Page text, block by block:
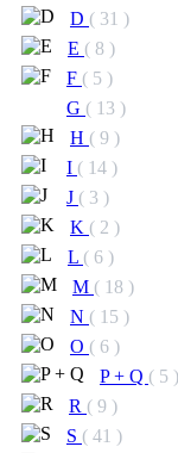
D ( 31 )
E ( 8 )
F ( 5 )
G ( 13 )
H ( 9 )
I ( 14 )
J ( 3 )
K ( 2 )
L ( 6 )
M ( 18 )
N ( 15 )
O ( 6 )
P + Q ( 5 )
R ( 9 )
S ( 41 )